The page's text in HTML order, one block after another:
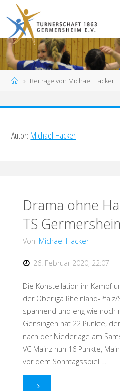
Inhalt
springen
StartBeiträge von Michael Hacker
Autor: Michael Hacker
Drama ohne
TS
Von Michael Hacker
26. Februar 2020, 22:07
Die Konstellation im Kampf
der Oberliga Rheinland-
spannend und eng wie noch
Gensingen hat 22 Punkte,
nach der Niederlage am
VC Mainz nun 16 Punkte,
vor dem Sonntagsspiel …
"Drama